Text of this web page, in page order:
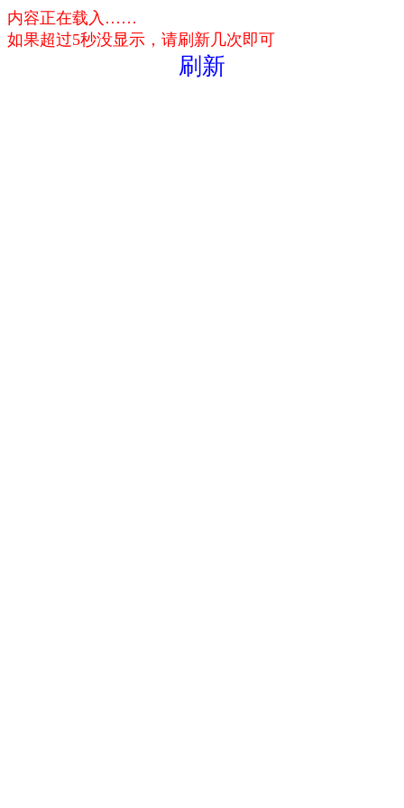
内容正在载入……
如果超过5秒没显示，请刷新几次即可
刷新